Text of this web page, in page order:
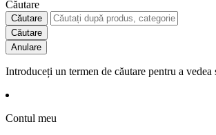
Căutare
Căutare
Căutare
Anulare
Introduceți un termen de căutare pentru a vedea
Contul meu